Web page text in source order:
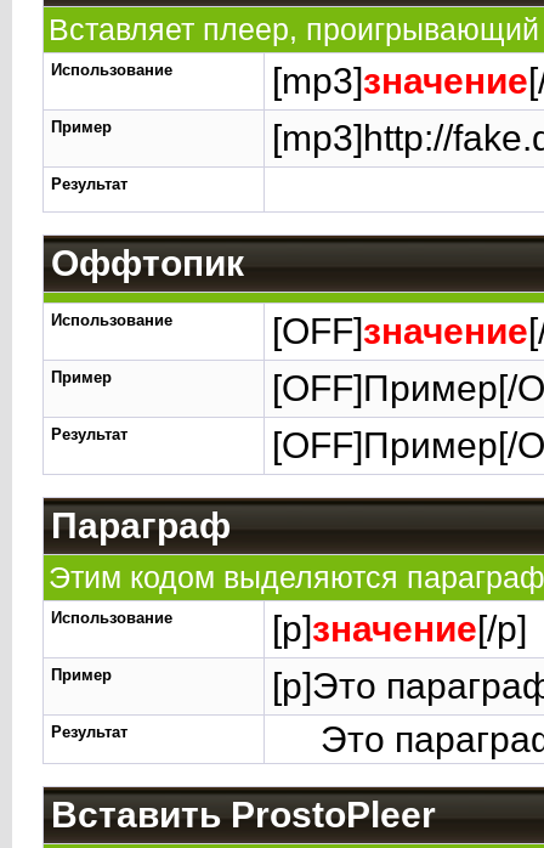
Вставляет плеер,
Использование [mp3]значение
Пример [mp3]http://
Результат
Оффтопик
Использование [OFF]значение
Пример [OFF]Пример[/
Результат
[OFF]Пример[/
Параграф
Этим кодом выделяются
Использование [p]значение[/p]
Пример [p]Это
Результат
Это
Вставить ProstoPleer